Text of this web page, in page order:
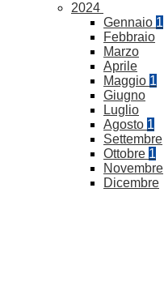
2024
Gennaio 1
Febbraio
Marzo
Aprile
Maggio 1
Giugno
Luglio
Agosto 1
Settembre
Ottobre 1
Novembre
Dicembre